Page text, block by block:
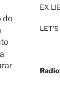
do
EX